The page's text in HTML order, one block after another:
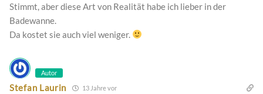
Stimmt, aber diese Art von Realität habe ich lieber in der
Badewanne.
Da kostet sie auch viel weniger.
Autor
Stefan Laurin 13 Jahre vor